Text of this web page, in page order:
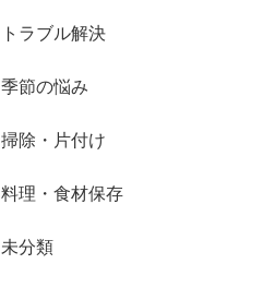
トラブル解決
季節の悩み
掃除・片付け
料理・食材保存
未分類